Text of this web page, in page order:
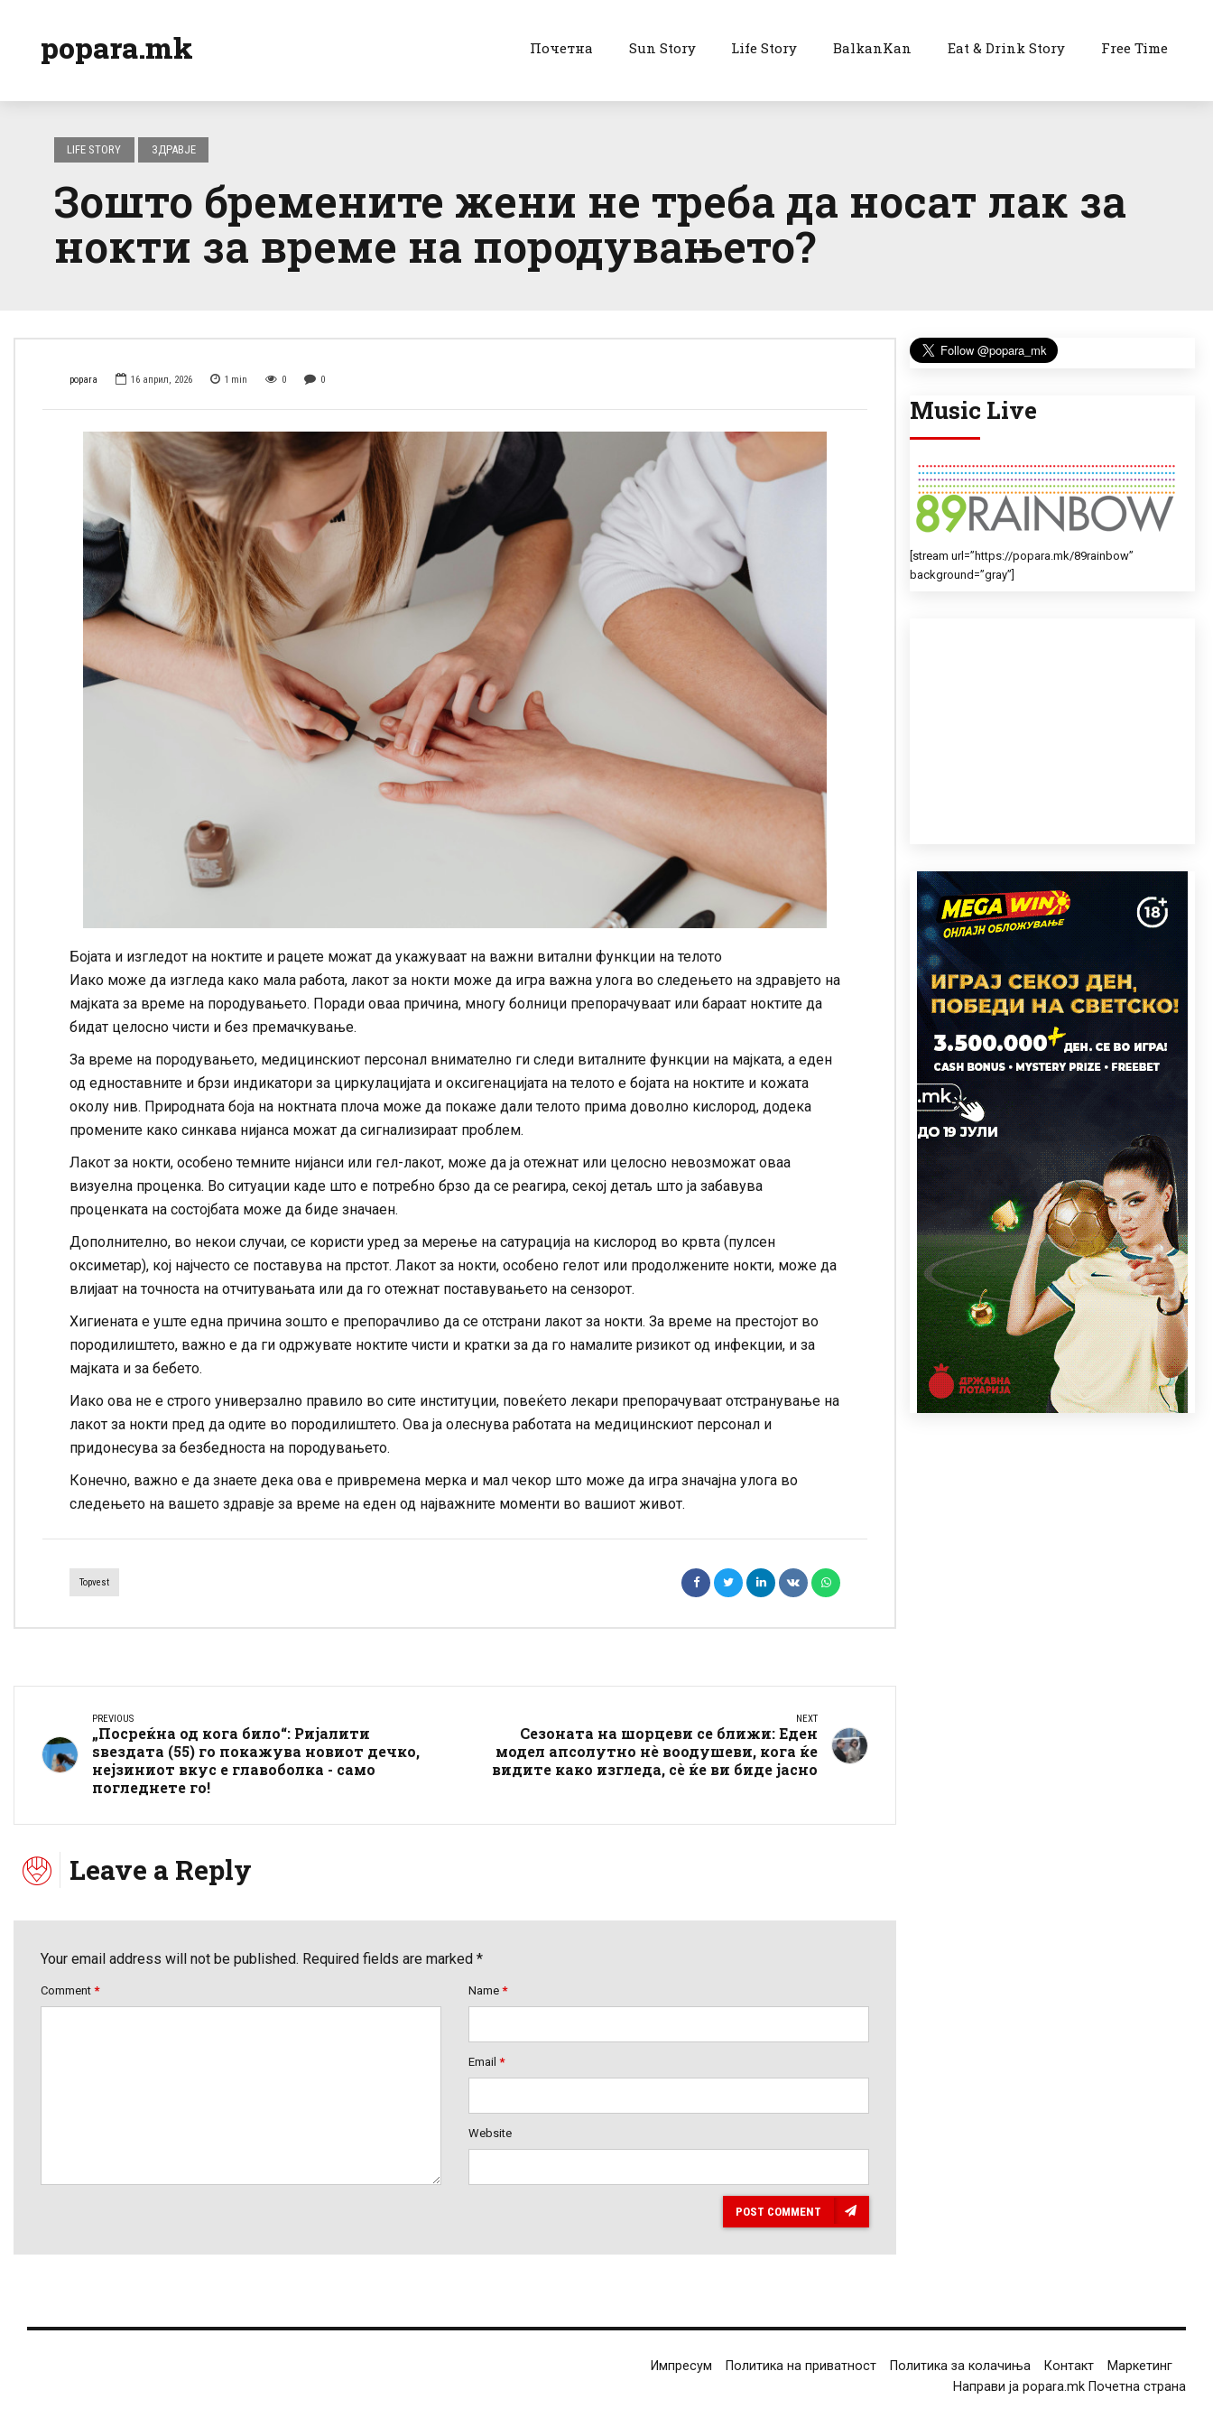
popara.mk Почетна Sun Story Life Story BalkanKan Eat & Drink Story Free Time
LIFE STORY ЗДРАВЈЕ
Зошто бремените жени не треба да носат лак за
нокти за време на породувањето?
popara 16 април, 2026 1 min 0 0
Бојата и изгледот на ноктите и рацете можат да укажуваат на важни витални функции на телото
Иако може да изгледа како мала работа, лакот за нокти може да игра важна улога во следењето на здравјето на
мајката за време на породувањето. Поради оваа причина, многу болници препорачуваат или бараат ноктите да
бидат целосно чисти и без премачкување.
За време на породувањето, медицинскиот персонал внимателно ги следи виталните функции на мајката, а еден
од едноставните и брзи индикатори за циркулацијата и оксигенацијата на телото е бојата на ноктите и кожата
околу нив. Природната боја на ноктната плоча може да покаже дали телото прима доволно кислород, додека
промените како синкава нијанса можат да сигнализираат проблем.
Лакот за нокти, особено темните нијанси или гел-лакот, може да ја отежнат или целосно невозможат оваа
визуелна проценка. Во ситуации каде што е потребно брзо да се реагира, секој детаљ што ја забавува
проценката на состојбата може да биде значаен.
Дополнително, во некои случаи, се користи уред за мерење на сатурација на кислород во крвта (пулсен
оксиметар), кој најчесто се поставува на прстот. Лакот за нокти, особено гелот или продолжените нокти, може да
влијаат на точноста на отчитувањата или да го отежнат поставувањето на сензорот.
Хигиената е уште една причина зошто е препорачливо да се отстрани лакот за нокти. За време на престојот во
породилиштето, важно е да ги одржувате ноктите чисти и кратки за да го намалите ризикот од инфекции, и за
мајката и за бебето.
Иако ова не е строго универзално правило во сите институции, повеќето лекари препорачуваат отстранување на
лакот за нокти пред да одите во породилиштето. Ова ја олеснува работата на медицинскиот персонал и
придонесува за безбедноста на породувањето.
Конечно, важно е да знаете дека ова е привремена мерка и мал чекор што може да игра значајна улога во
следењето на вашето здравје за време на еден од најважните моменти во вашиот живот.
Topvest
PREVIOUS
„Посреќна од кога било“: Ријалити
ѕвездата (55) го покажува новиот дечко,
нејзиниот вкус е главоболка - само
погледнете го!
NEXT
Сезоната на шорцеви се ближи: Еден
модел апсолутно нè воодушеви, кога ќе
видите како изгледа, сè ќе ви биде јасно
Leave a Reply
Your email address will not be published. Required fields are marked *
Comment * Name *
Email *
Website
POST COMMENT
Music Live
[stream url=”https://popara.mk/89rainbow”
background=”gray”]
Импресум Политика на приватност Политика за колачиња Контакт
Маркетинг
Направи ја popara.mk Почетна страна